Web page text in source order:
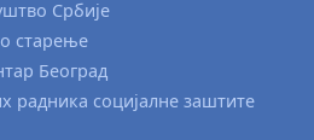
Србије
старење
Београд
радника социјалне заштите